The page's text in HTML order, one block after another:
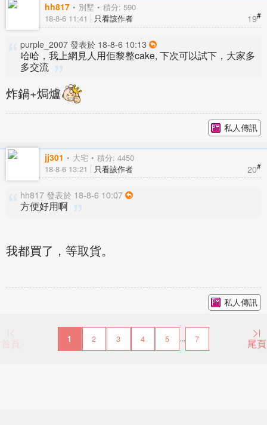
hh817 別墅 積分: 590
19#
18-8-6 11:41 只看該作者
purple_2007 發表於 18-8-6 10:13
哈哈，我上網見人用佢黎整cake, 下次可以試下，大家多
多交流
炸鍋+焗爐
私人傳訊
jj301 大宅 積分: 4450
20#
18-8-6 13:21 只看該作者
hh817 發表於 18-8-6 10:07
方便好用啊
我都買了，等取貨。
私人傳訊
首頁 1 2 3 4 5 ... 7 尾頁